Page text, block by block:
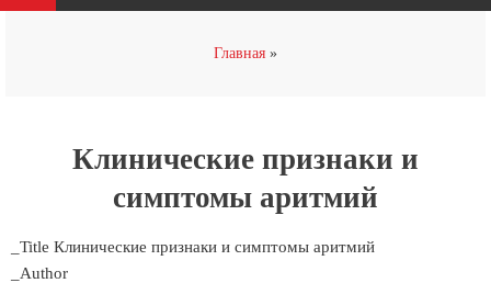
Главная
Клинические признаки и
симптомы аритмий
_Title Клинические признаки и симптомы аритмий
_Author